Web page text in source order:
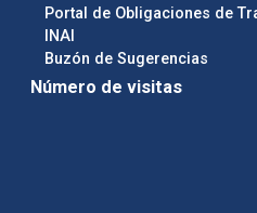
Portal de Obligaciones de
INAI
Buzón de Sugerencias
Número de visitas